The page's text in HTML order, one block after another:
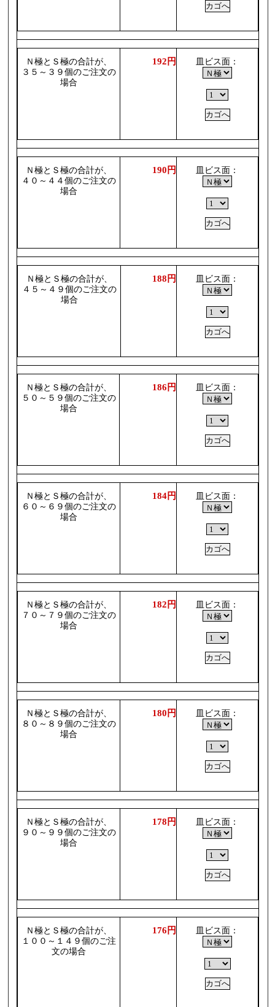
Ｎ極とＳ極の合計が、
３５～３９個のご注文の
場合
192円 皿ビス面：
Ｎ極とＳ極の合計が、
４０～４４個のご注文の
場合
190円 皿ビス面：
Ｎ極とＳ極の合計が、
４５～４９個のご注文の
場合
188円 皿ビス面：
Ｎ極とＳ極の合計が、
５０～５９個のご注文の
場合
186円 皿ビス面：
Ｎ極とＳ極の合計が、
６０～６９個のご注文の
場合
184円 皿ビス面：
Ｎ極とＳ極の合計が、
７０～７９個のご注文の
場合
182円 皿ビス面：
Ｎ極とＳ極の合計が、
８０～８９個のご注文の
場合
180円 皿ビス面：
Ｎ極とＳ極の合計が、
９０～９９個のご注文の
場合
178円 皿ビス面：
Ｎ極とＳ極の合計が、
１００～１４９個のご注
文の場合
176円 皿ビス面：